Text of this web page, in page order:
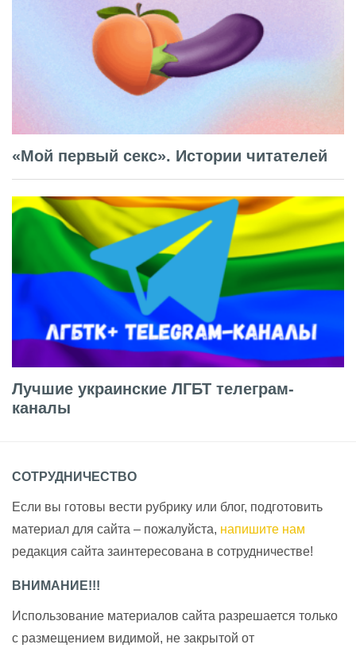
«Мой первый секс». Истории читателей
Лучшие украинские ЛГБТ телеграм-
каналы
СОТРУДНИЧЕСТВО
Если вы готовы вести рубрику или блог, подготовить
материал для сайта – пожалуйста, напишите нам
редакция сайта заинтересована в сотрудничестве!
ВНИМАНИЕ!!!
Использование материалов сайта разрешается только
с размещением видимой, не закрытой от